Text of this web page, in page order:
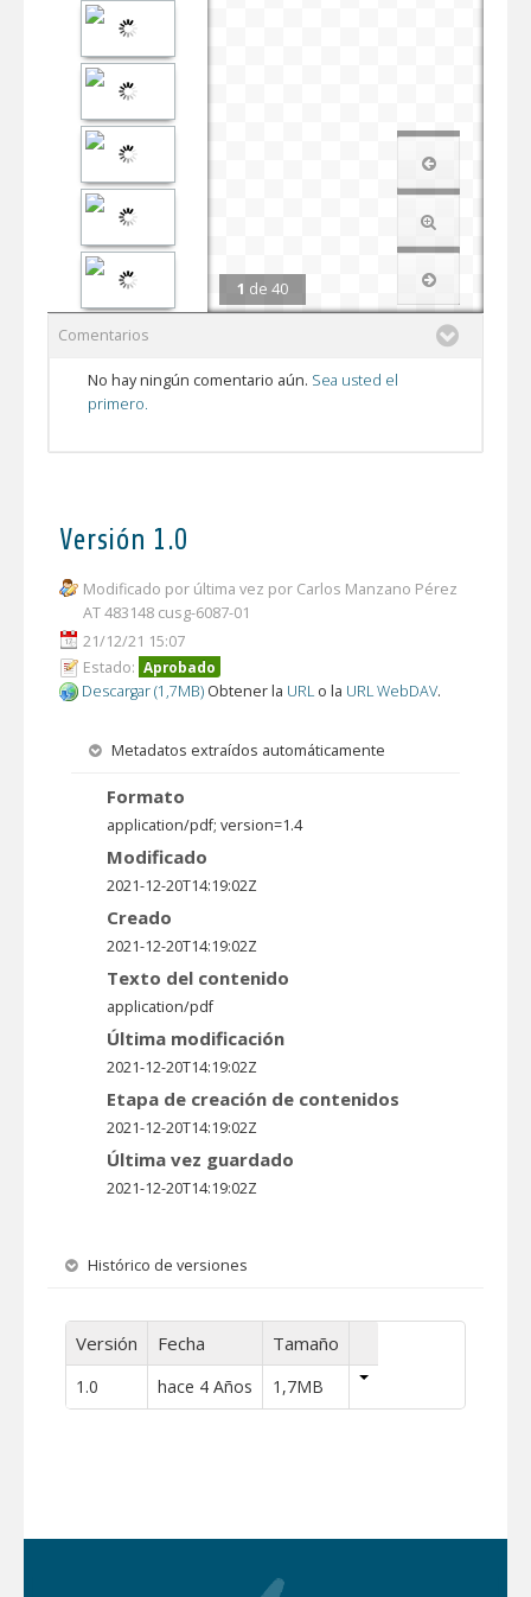
1 de 40
Comentarios
No hay ningún comentario aún. Sea usted el
primero.
Versión 1.0
Modificado por última vez por Carlos Manzano Pérez
AT 483148 cusg-6087-01
21/12/21 15:07
Estado: Aprobado
Descargar (1,7MB) Obtener la URL o la URL WebDAV.
Metadatos extraídos automáticamente
Formato
application/pdf; version=1.4
Modificado
2021-12-20T14:19:02Z
Creado
2021-12-20T14:19:02Z
Texto del contenido
application/pdf
Última modificación
2021-12-20T14:19:02Z
Etapa de creación de contenidos
2021-12-20T14:19:02Z
Última vez guardado
2021-12-20T14:19:02Z
Histórico de versiones
Versión Fecha Tamaño
1.0 hace 4 Años 1,7MB